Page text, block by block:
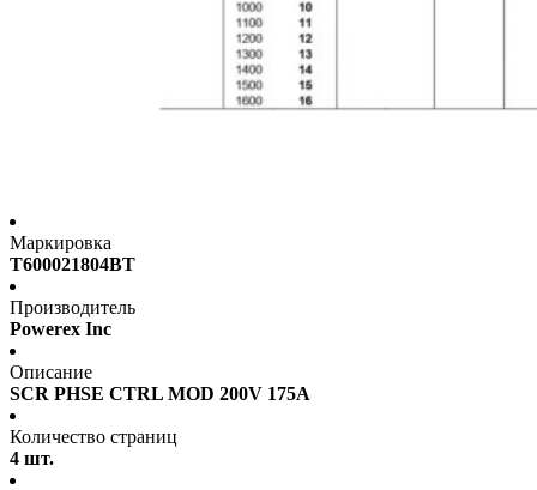
Маркировка
T600021804BT
Производитель
Powerex Inc
Описание
SCR PHSE CTRL MOD 200V 175A
Количество страниц
4 шт.